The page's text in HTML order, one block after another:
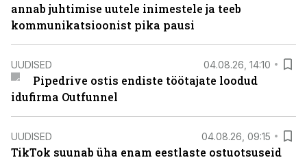
annab juhtimise uutele inimestele ja teeb
kommunikatsioonist pika pausi
UUDISED 04.08.26, 14:10
Pipedrive ostis endiste töötajate loodud
idufirma Outfunnel
UUDISED 04.08.26, 09:15
TikTok suunab üha enam eestlaste ostuotsuseid